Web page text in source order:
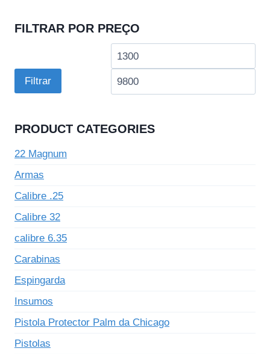
FILTRAR POR PREÇO
Preço
Filtrar
PRODUCT CATEGORIES
22 Magnum
Armas
Calibre .25
Calibre 32
calibre 6.35
Carabinas
Espingarda
Insumos
Pistola Protector Palm da Chicago
Pistolas